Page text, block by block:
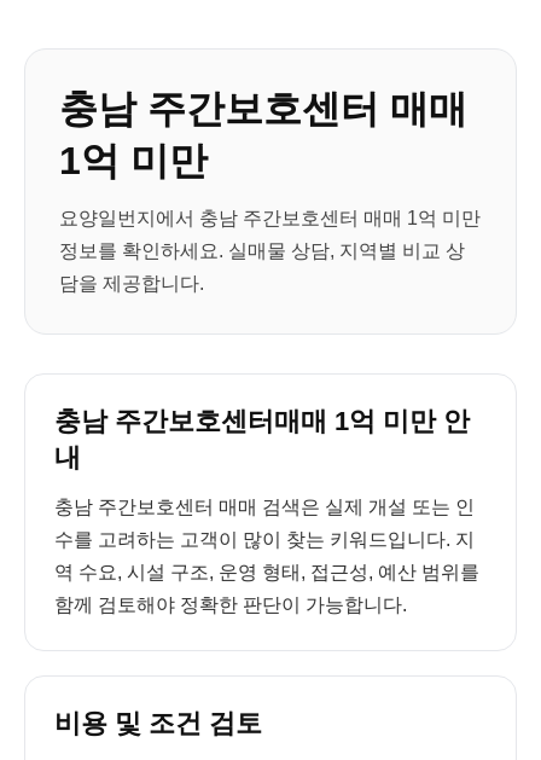
충남 주간보호센터 매매
1억 미만
요양일번지에서 충남 주간보호센터 매매 1억 미만
정보를 확인하세요. 실매물 상담, 지역별 비교 상
담을 제공합니다.
충남 주간보호센터매매 1억 미만 안
내
충남 주간보호센터 매매 검색은 실제 개설 또는 인
수를 고려하는 고객이 많이 찾는 키워드입니다. 지
역 수요, 시설 구조, 운영 형태, 접근성, 예산 범위를
함께 검토해야 정확한 판단이 가능합니다.
비용 및 조건 검토